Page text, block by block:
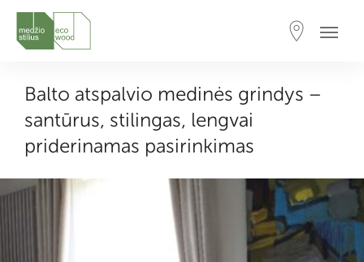
Balto atspalvio medinės grindys –
santūrus, stilingas, lengvai
priderinamas pasirinkimas